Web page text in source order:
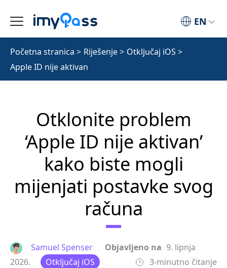
EN
Početna stranica > Riješenje> Otključaj iOS >
Apple ID nije aktivan
Otklonite problem
‘Apple ID nije aktivan’
kako biste mogli
mijenjati postavke svog
računa
Samuel Spenser Objavljeno na 9. lipnja
2026.
Otključaj iOS 3-minutno čitanje